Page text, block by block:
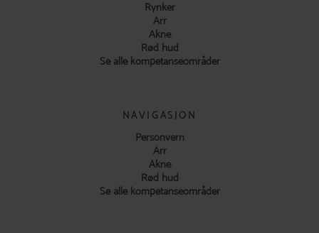
Rynker
Arr
Akne
Rød hud
Se alle kompetanseområder
NAVIGASJON
Personvern
Arr
Akne
Rød hud
Se alle kompetanseområder